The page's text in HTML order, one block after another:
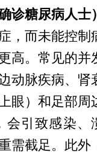
诊糖尿病人士
，而未能控制
高。常见的并
动脉疾病、肾
眼）和足部周
会引致感染、
需截足。此外